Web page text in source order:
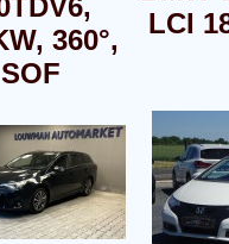
360°,
SOF
LCI